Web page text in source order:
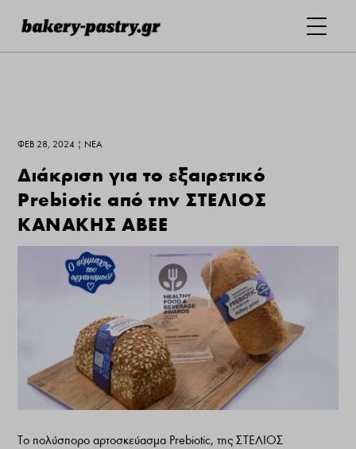
ΦΕΒ 28, 2024 | ΝΕΑ
Διάκριση για το εξαιρετικό
Prebiotic από την ΣΤΕΛΙΟΣ
ΚΑΝΑΚΗΣ ΑΒΕΕ
Το πολύσπορο αρτοσκεύασμα Prebiotic, της ΣΤΕΛΙΟΣ